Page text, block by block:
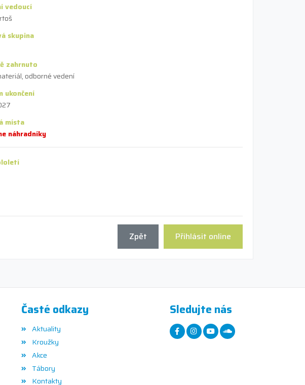
vedoucí
skupina
zahrnuto
odborné vedení
ukončení
místa
náhradníky
Přihlásit online
Zpět
Časté odkazy
Aktuality
Kroužky
Akce
Tábory
Kontakty
Sledujte nás